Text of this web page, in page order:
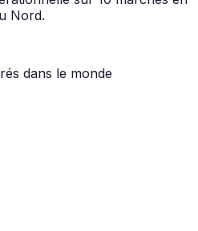
Nord.
dans le monde